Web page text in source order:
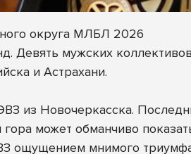
округа МЛБЛ 2026
Девять мужских
и Астрахани.
из Новочеркасска.
может обманчиво
ощущением мнимого